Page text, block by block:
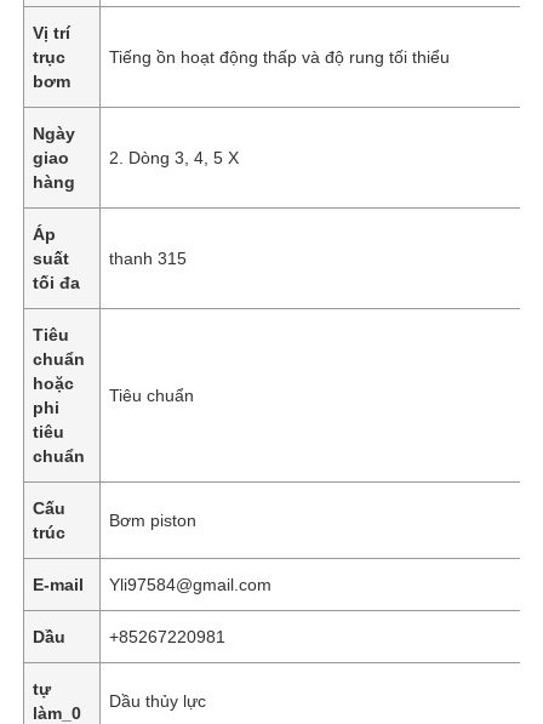
Các sản phẩm
Video
Chuyến tham quan nhà máy
Kiểm soát chất lượng
Liên hệ với chúng tôi
Tin tức
Các trường hợp
Vị trí
trục
bơm
Tiếng ồn hoạt động thấp và độ rung tối thiểu
Ngày
giao
hàng
2. Dòng 3, 4, 5 X
Áp
suất
tối đa
thanh 315
Tiêu
chuẩn
hoặc
phi
tiêu
chuẩn
Tiêu chuẩn
Cấu
trúc
Bơm piston
E-mail Yli97584@gmail.com
Dầu +85267220981
tự
làm_0
Dầu thủy lực